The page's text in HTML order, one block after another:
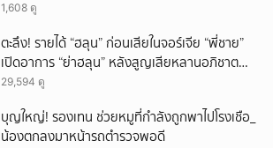
1,608 ดู
ตะลึง! รายได้ “ฮลุน” ก่อนเสียในจอร์เจีย “พี่ชาย”
เปิดอาการ “ย่าฮลุน” หลังสูญเสียหลานอภิชาต
บุตร!
29,594 ดู
บุญใหญ่! รองเทน ช่วยหมูที่กำลังถูกพาไปโรงเชือ_
น้องตกลงมาหน้ารถตำรวจพอดี